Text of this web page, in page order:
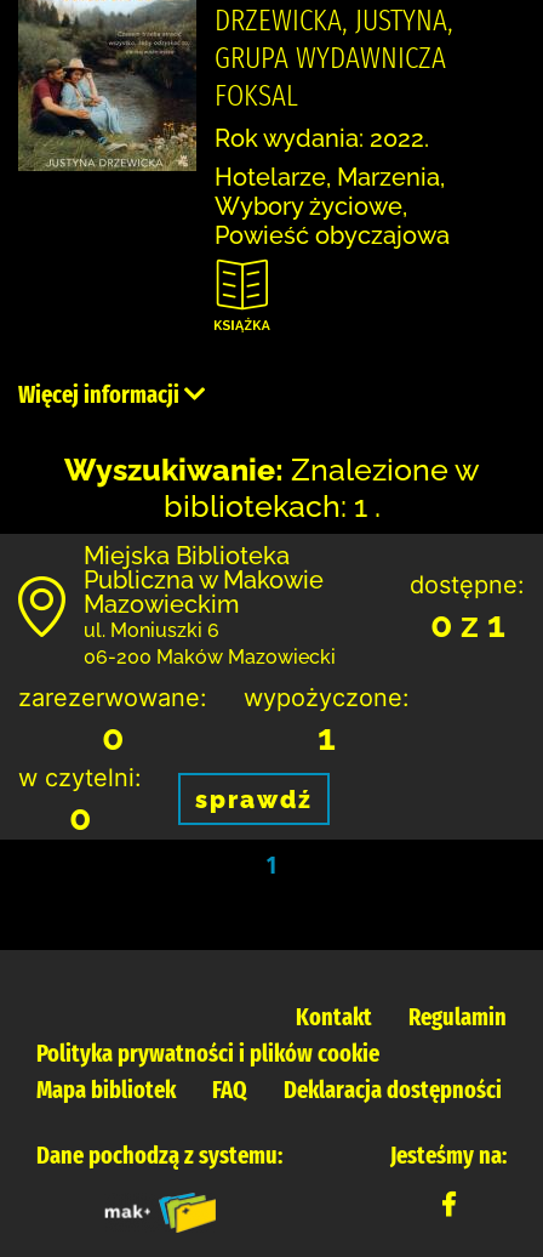
DRZEWICKA, JUSTYNA,
GRUPA WYDAWNICZA
FOKSAL
Rok wydania: 2022.
Hotelarze, Marzenia,
Wybory życiowe,
Powieść obyczajowa
Więcej informacji
Wyszukiwanie: Znalezione w
bibliotekach: 1 .
Miejska Biblioteka
Publiczna w Makowie
Mazowieckim
ul. Moniuszki 6
06-200 Maków Mazowiecki
dostępne:
0 z 1
zarezerwowane:
0
wypożyczone:
1
w czytelni:
0 sprawdź
1
Kontakt
Regulamin
Polityka prywatności i plików cookie
Mapa bibliotek
FAQ Deklaracja dostępności
Dane pochodzą z systemu: Jesteśmy na: